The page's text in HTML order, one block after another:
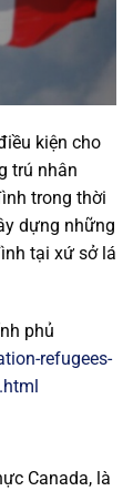
kiện cho
trú nhân
trong thời
dựng những
tại xứ sở lá
phủ
refugees-
Canada, là